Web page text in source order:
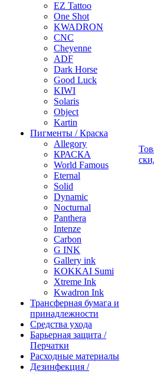
EZ Tattoo
One Shot
KWADRON
CNC
Cheyenne
ADF
Dark Horse
Good Luck
KIWI
Solaris
Object
Kartin
Пигменты / Краска
Allegory
КРАСКА
World Famous
Eternal
Solid
Dynamic
Nocturnal
Panthera
Intenze
Carbon
G INK
Gallery ink
KOKKAI Sumi
Xtreme Ink
Kwadron Ink
Трансферная бумага и
принадлежности
Средства ухода
Барьерная защита /
Перчатки
Расходные материалы
Дезинфекция /